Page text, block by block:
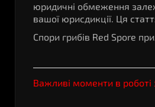
юридичні обмеження
вашої юрисдикції. Ця
Спори грибів Red Spore
Важливі моменти в роботі